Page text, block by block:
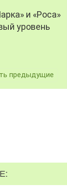
и «Роса»
уровень
предыдущие